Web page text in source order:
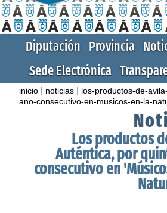
Diputación Provincia
Sede Electrónica
inicio noticias
los-productos-de-
ano-consecutivo-en-musicos-en-la-
Los productos
Auténtica, por
consecutivo en